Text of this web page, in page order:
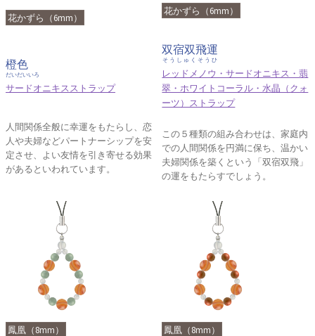
花かずら（6mm）
橙色
だいだいいろ
サードオニキスストラップ
人間関係全般に幸運をもたらし、恋
人や夫婦などパートナーシップを安
定させ、よい友情を引き寄せる効果
があるといわれています。
花かずら（6mm）
双宿双飛運
そうしゅくそうひ
レッドメノウ・サードオニキス・翡
翠・ホワイトコーラル・水晶（クォ
ーツ）ストラップ
この５種類の組み合わせは、家庭内
での人間関係を円満に保ち、温かい
夫婦関係を築くという「双宿双飛」
の運をもたらすでしょう。
鳳凰（8mm） 鳳凰（8mm）